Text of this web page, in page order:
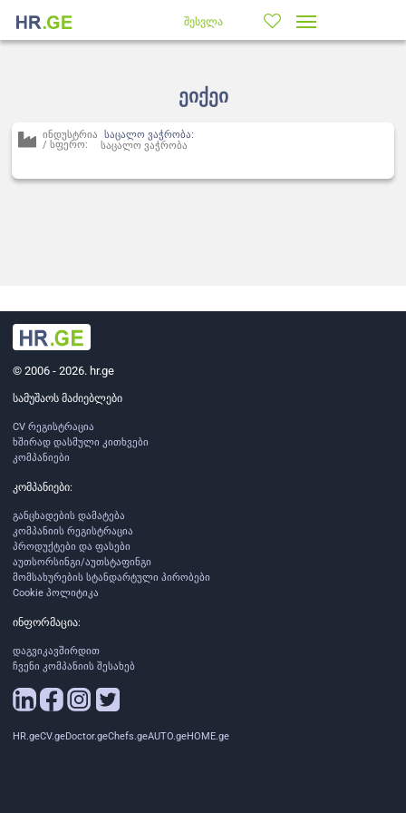
შესვლა
ეიქეი
ინდუსტრია
/ სფერო:
საცალო ვაჭრობა:
საცალო ვაჭრობა
© 2006 - 2026. hr.ge
სამუშაოს მაძიებლები
CV რეგისტრაცია
ხშირად დასმული კითხვები
კომპანიები
კომპანიები:
განცხადების დამატება
კომპანიის რეგისტრაცია
პროდუქტები და ფასები
აუთსორსინგი/აუთსტაფინგი
მომსახურების სტანდარტული პირობები
Cookie პოლიტიკა
ინფორმაცია:
დაგვიკავშირდით
ჩვენი კომპანიის შესახებ
HR.geCV.geDoctor.geChefs.geAUTO.geHOME.ge